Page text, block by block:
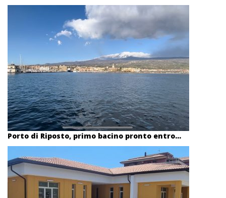
Porto di Riposto, primo bacino pronto entro...